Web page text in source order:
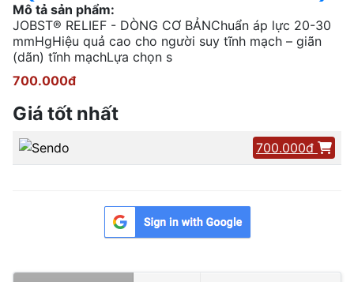
Mô tả sản phẩm:
JOBST® RELIEF - DÒNG CƠ BẢNChuẩn áp lực 20-30
mmHgHiệu quả cao cho người suy tĩnh mạch – giãn
(dãn) tĩnh mạchLựa chọn s
700.000đ
Giá tốt nhất
700.000đ